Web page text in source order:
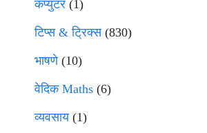
कंप्युटर (1)
टिप्स & ट्रिक्स(830)
भाषणे(10)
वेदिक Maths (6)
व्यवसाय(1)